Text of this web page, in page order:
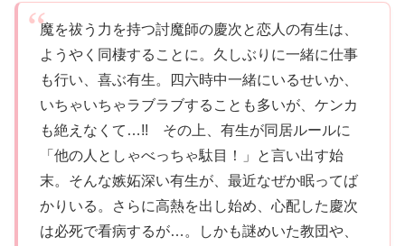
魔を祓う力を持つ討魔師の慶次と恋人の有生は、
ようやく同棲することに。久しぶりに一緒に仕事
も行い、喜ぶ有生。四六時中一緒にいるせいか、
いちゃいちゃラブラブすることも多いが、ケンカ
も絶えなくて…!! その上、有生が同居ルールに
「他の人としゃべっちゃ駄目！」と言い出す始
末。そんな嫉妬深い有生が、最近なぜか眠ってば
かりいる。さらに高熱を出し始め、心配した慶次
は必死で看病するが…。しかも謎めいた教団や、